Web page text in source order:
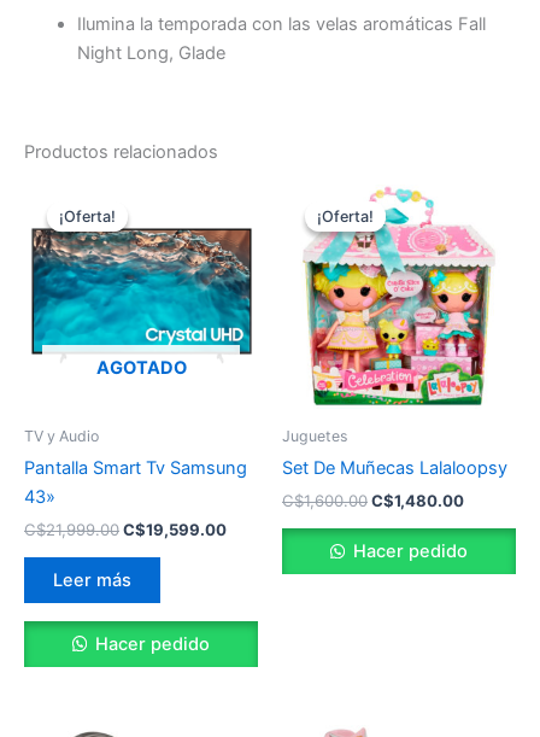
Ilumina la temporada con las velas aromáticas Fall
Night Long, Glade
Productos relacionados
¡Oferta!
AGOTADO
¡Oferta!
TV y Audio
Pantalla Smart Tv Samsung
43»
C$21,999.00
original
era:
C$21,999.00.
C$19,599.00
actual
es:
C$19,599.00.
Leer más
Hacer pedido
¡Oferta!
¡Oferta!
Juguetes
Set De Muñecas Lalaloopsy
C$1,600.00
El
precio
original
era:
C$1,600.00.
C$1,480.00
actual
es:
Hacer pedido